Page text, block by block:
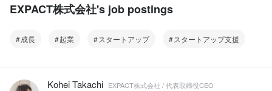
EXPACT株式会社's job postings
成長 起業 スタートアップ スタートアップ支援
Kohei Takachi EXPACT株式会社 / 代表取締役CEO